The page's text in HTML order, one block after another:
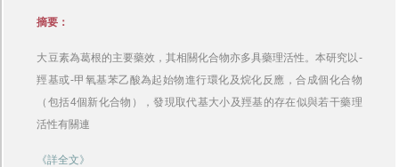
摘要：
大豆素為葛根的主要藥效，其相關化合物亦多具藥理活性。本研究以-
羥基或-甲氧基苯乙酸為起始物進行環化及烷化反應，合成個化合物
（包括4個新化合物），發現取代基大小及羥基的存在似與若干藥理
活性有關連
《詳全文》